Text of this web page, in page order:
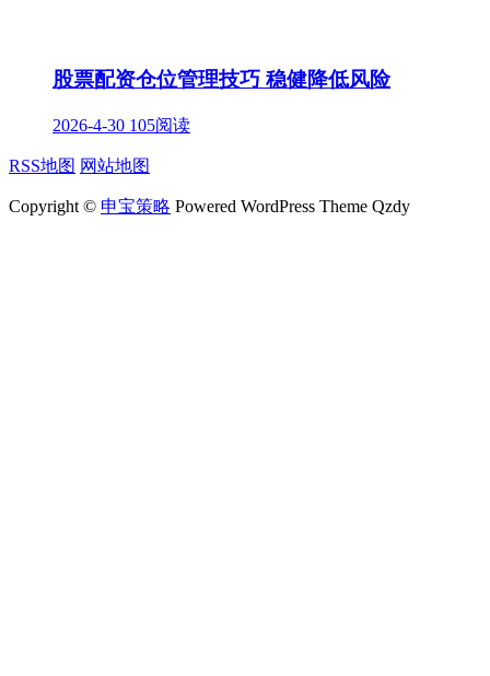
股票配资仓位管理技巧 稳健降低风险
2026-4-30 105阅读
RSS地图 网站地图
Copyright © 申宝策略 Powered WordPress Theme Qzdy